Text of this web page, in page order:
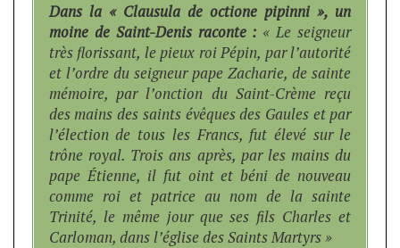
Dans la « Clausula de octione pipinni », un
moine de Saint-Denis raconte : « Le seigneur
très florissant, le pieux roi Pépin, par l’autorité
et l’ordre du seigneur pape Zacharie, de sainte
mémoire, par l’onction du Saint-Crème reçu
des mains des saints évêques des Gaules et par
l’élection de tous les Francs, fut élevé sur le
trône royal. Trois ans après, par les mains du
pape Étienne, il fut oint et béni de nouveau
comme roi et patrice au nom de la sainte
Trinité, le même jour que ses fils Charles et
Carloman, dans l’église des Saints Martyrs »